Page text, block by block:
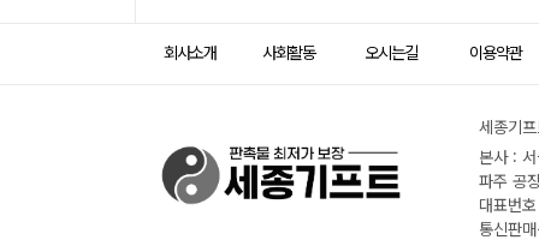
회사소개 사회활동 오시는길 이용약관
세종기
본사 :
파주 공
대표번
통신판